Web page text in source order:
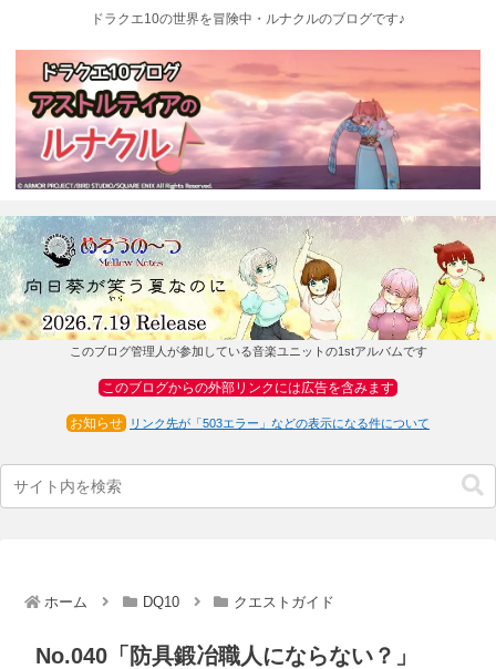
ドラクエ10の世界を冒険中・ルナクルのブログです♪
このブログ管理人が参加している音楽ユニットの1stアルバムです
このブログからの外部リンクには広告を含みます
お知らせ リンク先が「503エラー」などの表示になる件について
ホーム DQ10 クエストガイド
No.040「防具鍛冶職人にならない？」